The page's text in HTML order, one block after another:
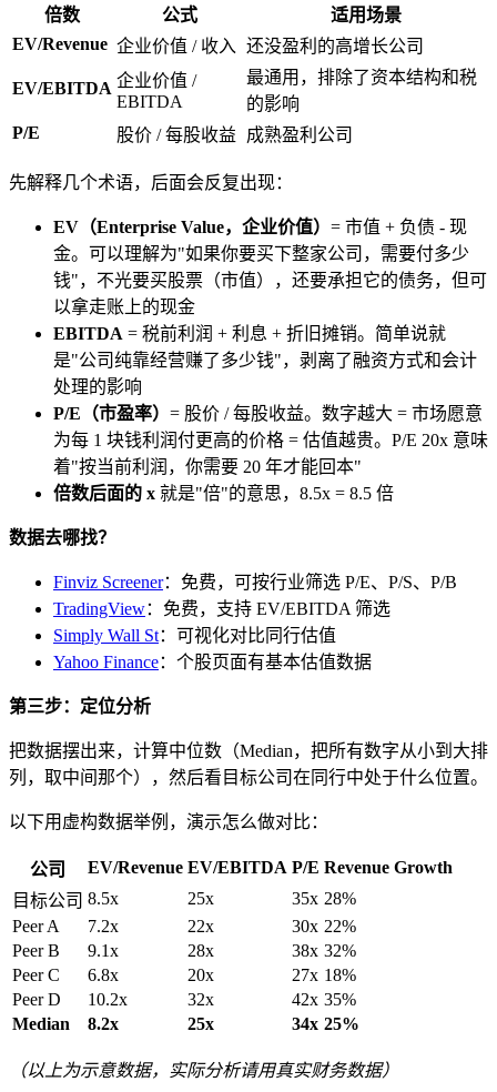
倍数 公式
适用场景
EV/Revenue 企业价值 / 收入 还没盈利的高增长公司
EV/EBITDA 企业价值 /
EBITDA
最通用，排除了资本结构和税
的影响
P/E
股价 / 每股收益 成熟盈利公司
先解释几个术语，后面会反复出现：
EV（Enterprise Value，企业价值） = 市值 + 负债 - 现
金。可以理解为"如果你要买下整家公司，需要付多少
钱"，不光要买股票（市值），还要承担它的债务，但可
以拿走账上的现金
EBITDA = 税前利润 + 利息 + 折旧摊销。简单说就
是"公司纯靠经营赚了多少钱"，剥离了融资方式和会计
处理的影响
P/E（市盈率） = 股价 / 每股收益。数字越大 = 市场愿意
为每 1 块钱利润付更高的价格 = 估值越贵。P/E 20x 意味
着"按当前利润，你需要 20 年才能回本"
倍数后面的 x 就是"倍"的意思，8.5x = 8.5 倍
数据去哪找？
Finviz Screener：免费，可按行业筛选 P/E、P/S、P/B
TradingView：免费，支持 EV/EBITDA 筛选
Simply Wall St：可视化对比同行估值
Yahoo Finance：个股页面有基本估值数据
第三步：定位分析
把数据摆出来，计算中位数（Median，把所有数字从小到大排
列，取中间那个），然后看目标公司在同行中处于什么位置。
以下用虚构数据举例，演示怎么做对比：
公司 EV/Revenue EV/EBITDA P/E Revenue Growth
目标公司 8.5x 25x 35x 28%
Peer A
7.2x 22x 30x 22%
Peer B
9.1x 28x 38x 32%
Peer C
6.8x 20x 27x 18%
Peer D
10.2x 32x 42x 35%
Median
8.2x 25x 34x 25%
（以上为示意数据，实际分析请用真实财务数据）